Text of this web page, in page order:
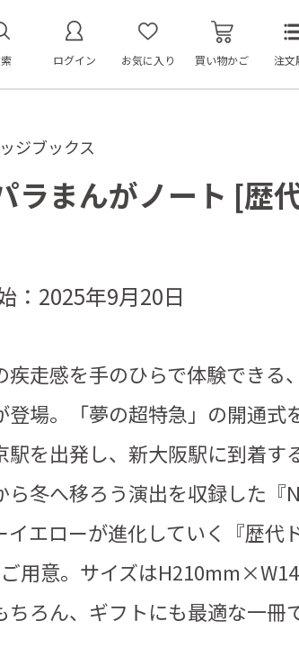
ログイン お気に入り 買い物かご 注文
ジブックス
ラまんがノート [歴
：2025年9月20日
疾走感を手のひらで体験できる
登場。「夢の超特急」の開通式
駅を出発し、新大阪駅に到着す
ら冬へ移ろう演出を収録した『
イエローが進化していく『歴代
用意。サイズは
ちろん、ギフトにも最適な一冊